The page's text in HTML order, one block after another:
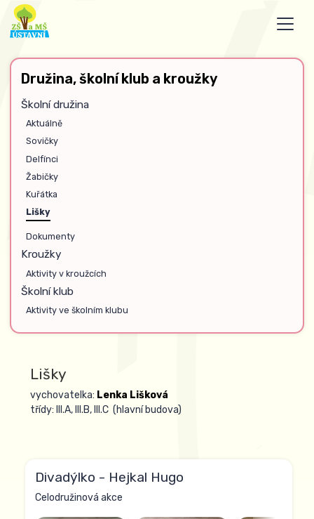
Družina, školní klub a kroužky
Školní družina
Aktuálně
Sovičky
Delfínci
Žabičky
Kuřátka
Lišky
Dokumenty
Kroužky
Aktivity v kroužcích
Školní klub
Aktivity ve školním klubu
Lišky
vychovatelka: Lenka Lišková
třídy: III.A, III.B, III.C (hlavní budova)
Divadýlko - Hejkal Hugo
Celodružinová akce